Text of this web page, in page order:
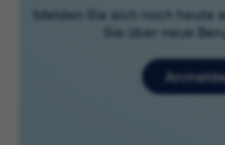
Melden Sie sich noch heute
Sie über neue